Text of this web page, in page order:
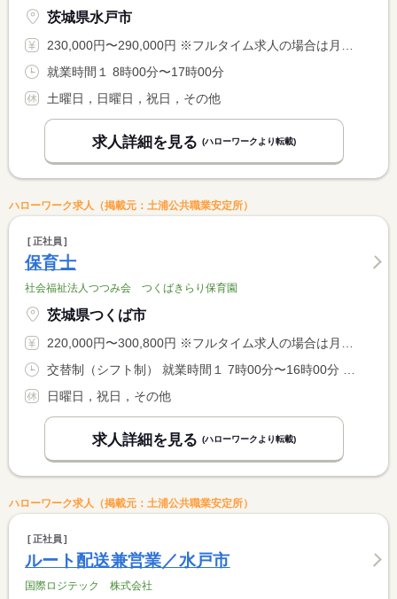
茨城県水戸市
230,000円〜290,000円 ※フルタイム求人の場合は月額（換算額）、パート求人の場合は時間額を表示しています。
就業時間１ 8時00分〜17時00分
土曜日，日曜日，祝日，その他
求人詳細を見る (ハローワークより転載)
ハローワーク求人（掲載元：土浦公共職業安定所）
正社員
保育士
社会福祉法人つつみ会 つくばきらり保育園
茨城県つくば市
220,000円〜300,800円 ※フルタイム求人の場合は月額（換算額）、パート求人の場合は時間額を表示しています。
日曜日，祝日，その他
求人詳細を見る (ハローワークより転載)
ハローワーク求人（掲載元：土浦公共職業安定所）
正社員
ルート配送兼営業／水戸市
国際ロジテック 株式会社